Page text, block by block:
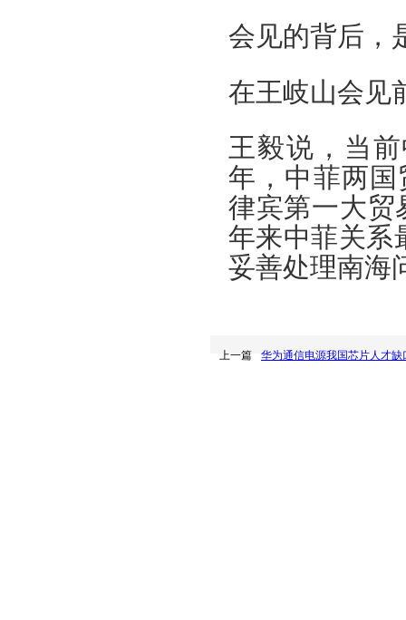
会见的背后，
在王岐山会见
王毅说，当
年，中菲两国
律宾第一大贸
年来中菲关系
妥善处理南海
上一篇 华为通信电源我国芯片人才